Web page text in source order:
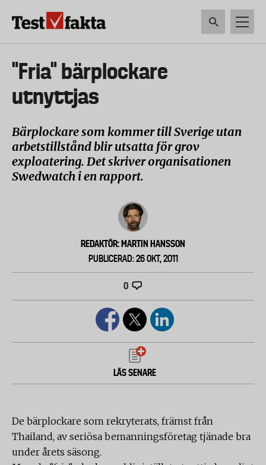
Huvudmeny
ny
HEM & HUSHÅLL
"Fria" bärplockare
utnyttjas
Bärplockare som kommer till Sverige utan
arbetstillstånd blir utsatta för grov
exploatering. Det skriver organisationen
Swedwatch i en rapport.
REDAKTÖR: MARTIN HANSSON
PUBLICERAD: 26 OKT, 2011
0
LÄS SENARE
De bärplockare som rekryterats, främst från
Thailand, av seriösa bemanningsföretag tjänade bra
under årets säsong.